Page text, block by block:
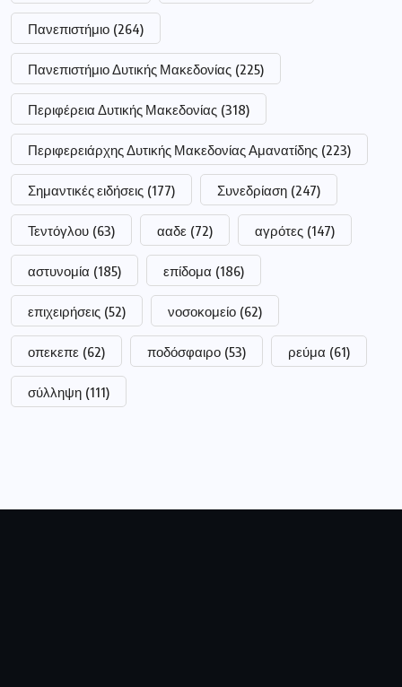
Πανεπιστήμιο (264)
Πανεπιστήμιο Δυτικής Μακεδονίας (225)
Περιφέρεια Δυτικής Μακεδονίας (318)
Περιφερειάρχης Δυτικής Μακεδονίας Αμανατίδης (223)
Σημαντικές ειδήσεις (177) Συνεδρίαση (247)
Τεντόγλου (63) ααδε (72) αγρότες (147)
αστυνομία (185) επίδομα (186)
επιχειρήσεις (52) νοσοκομείο (62)
οπεκεπε (62) ποδόσφαιρο (53) ρεύμα (61)
σύλληψη (111)